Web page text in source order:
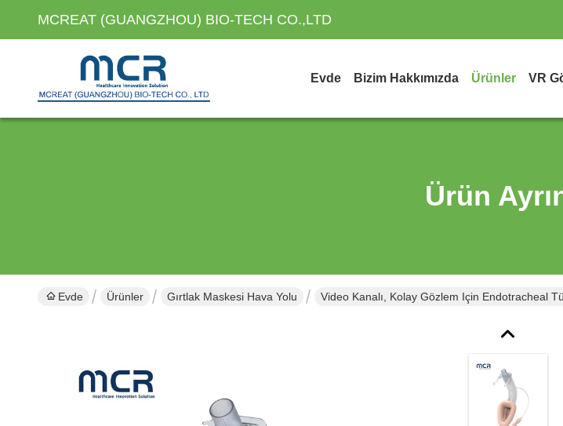
MCREAT (GUANGZHOU) BIO-TECH CO.,LTD
Evde Bizim Hakkımızda Ürünler VR
Ürün
Evde Ürünler Gırtlak Maskesi Hava Yolu Video Kanalı, Kolay Gözlem Için Endotracheal